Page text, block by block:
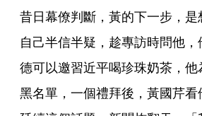
昔日幕僚判斷，黃的下一步，
自己半信半疑，趁專訪時問他
德可以邀習近平喝珍珠奶茶，
黑名單，一個禮拜後，黃國芹